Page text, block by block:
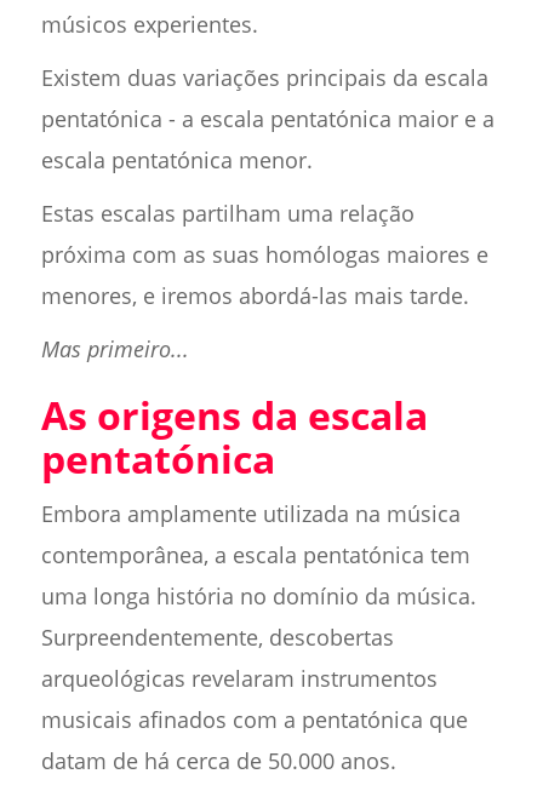
músicos experientes.
Existem duas variações principais da escala
pentatónica - a escala pentatónica maior e a
escala pentatónica menor.
Estas escalas partilham uma relação
próxima com as suas homólogas maiores e
menores, e iremos abordá-las mais tarde.
Mas primeiro...
As origens da escala
pentatónica
Embora amplamente utilizada na música
contemporânea, a escala pentatónica tem
uma longa história no domínio da música.
Surpreendentemente, descobertas
arqueológicas revelaram instrumentos
musicais afinados com a pentatónica que
datam de há cerca de 50.000 anos.